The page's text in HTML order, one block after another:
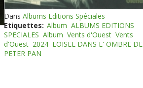
Dans Albums Editions Spéciales
Etiquettes: Album ALBUMS EDITIONS
SPECIALES Album Vents d'Ouest Vents
d'Ouest 2024 LOISEL DANS L' OMBRE DE
PETER PAN